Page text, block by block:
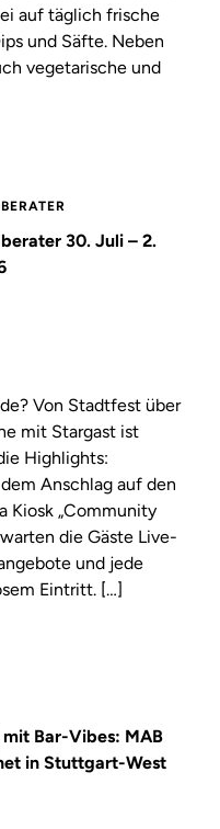
auf täglich frische
und Säfte. Neben
vegetarische und
30. Juli – 2.
Von Stadtfest über
mit Stargast ist
Highlights:
Anschlag auf den
Kiosk „Community
die Gäste Live-
und jede
Eintritt. […]
mit Bar-Vibes: MAB
in Stuttgart-West